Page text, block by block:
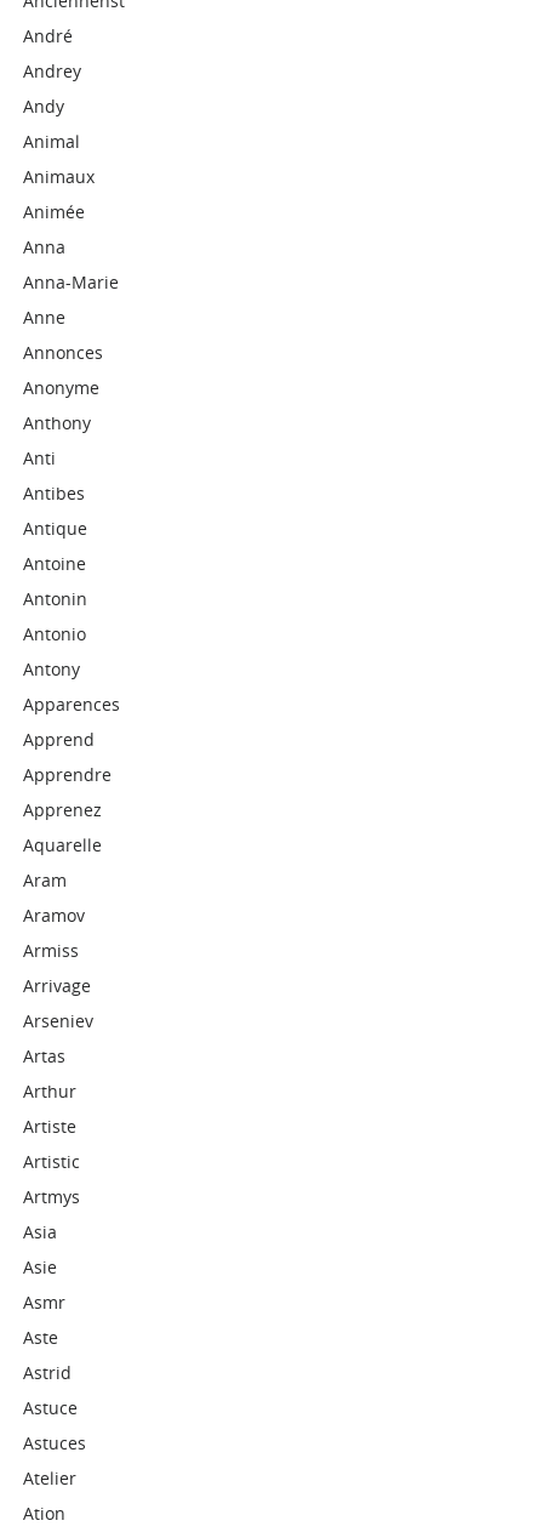
André
Andrey
Andy
Animal
Animaux
Animée
Anna
Anna-Marie
Anne
Annonces
Anonyme
Anthony
Anti
Antibes
Antique
Antoine
Antonin
Antonio
Antony
Apparences
Apprend
Apprendre
Apprenez
Aquarelle
Aram
Aramov
Armiss
Arrivage
Arseniev
Artas
Arthur
Artiste
Artistic
Artmys
Asia
Asie
Asmr
Aste
Astrid
Astuce
Astuces
Atelier
Ation